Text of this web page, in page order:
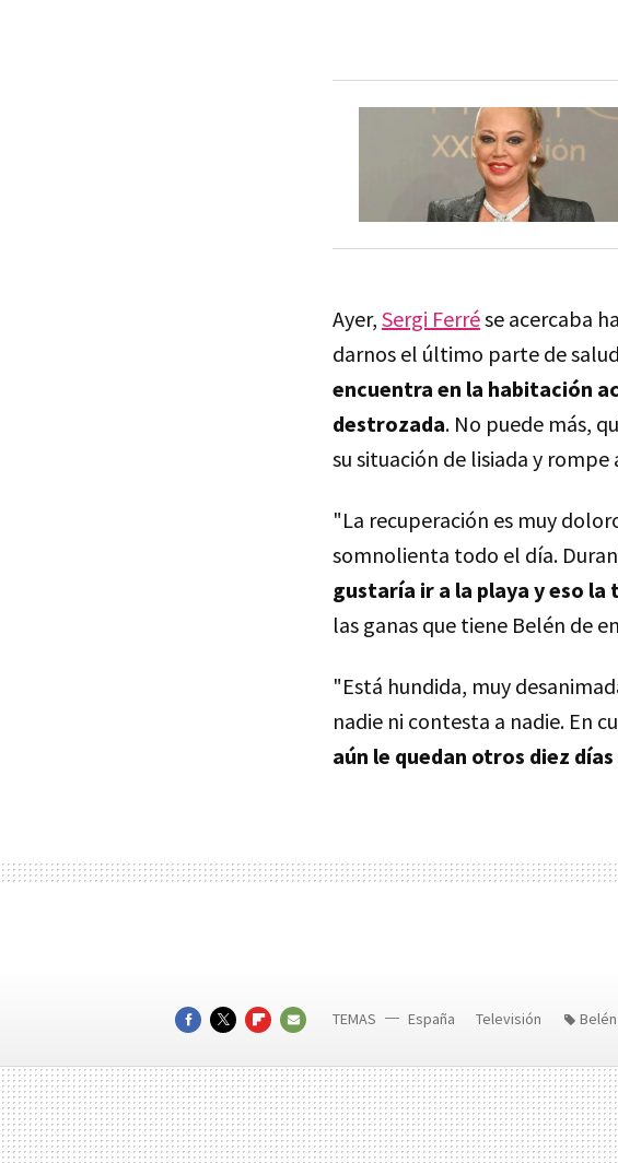
Ayer, Sergi Ferrése acercaba
darnos el último parte de
encuentra en la habitación
destrozada. No puede más,
su situación de lisiada y
"La recuperación es muy
somnolienta todo el día.
gustaría ir a la playa y eso la
las ganas que tiene Belén de
"Está hundida, muy
nadie ni contesta a nadie. En
aún le quedan otros diez
MAIL
TEMAS España Televisión